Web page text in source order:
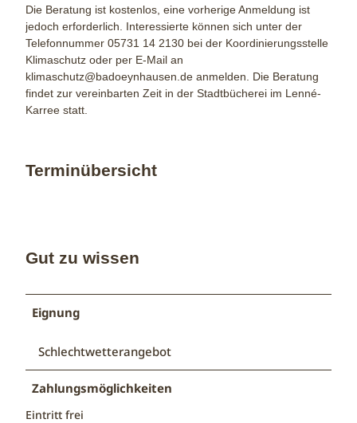
Die Beratung ist kostenlos, eine vorherige Anmeldung ist
jedoch erforderlich. Interessierte können sich unter der
Telefonnummer 05731 14 2130 bei der Koordinierungsstelle
Klimaschutz oder per E-Mail an
klimaschutz@badoeynhausen.de anmelden. Die Beratung
findet zur vereinbarten Zeit in der Stadtbücherei im Lenné-
Karree statt.
Terminübersicht
Gut zu wissen
Eignung
Schlechtwetterangebot
Zahlungsmöglichkeiten
Eintritt frei